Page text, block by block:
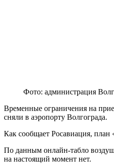
Фото: администрация
Временные ограничения на
сняли в аэропорту Волгограда.
Как сообщает Росавиация,
По данным онлайн-табло
на настоящий момент нет.